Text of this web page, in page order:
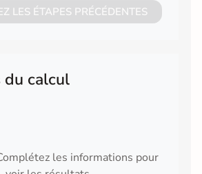
LES ÉTAPES PRÉCÉDENTES
du calcul
les informations pour